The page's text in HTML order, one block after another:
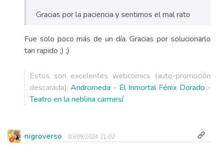
Gracias por la paciencia y sentimos el mal rato
Fue solo poco más de un día. Gracias por solucionarlo
tan rapido ;) ;)
Estos son excelentes webcomics (auto-promoción
descarada):Andromeda - El Inmortal Fénix Dorado -
Teatro en la neblina carmesí
nigroverso 03/09/2024 21:02